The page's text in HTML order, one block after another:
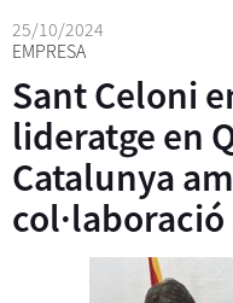
25/10/2024
EMPRESA
Sant Celoni
lideratge en
Catalunya
col·laboració